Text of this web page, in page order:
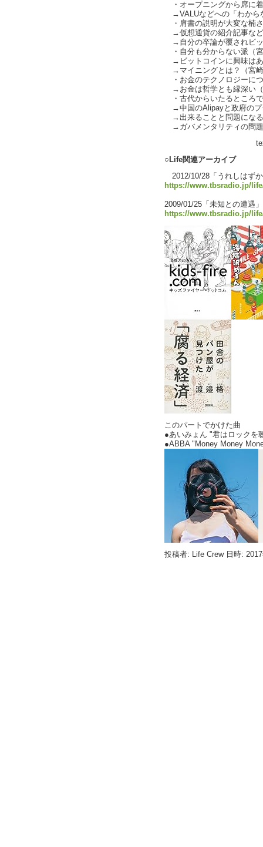
・オープニングから席に
→VALUなどへの「わから
・肩書の説明が大変な楠
→仮想通貨の紹介記事な
→自分の卒論が覆されビ
・自分も分からない派（
→ビットコインに興味は
→マイニングとは？（宮
・お金のテクノロジーに
→お金は哲学とも縁深い
・古代からいたるところ
→中国のAlipayと政府のプ
→出来ることと問題にな
→ガバメンタリティの問
text by Life助
○Life関連アーカイブ
2012/10/28「うれしはず
https://www.tbsradio.jp/
2009/01/25「未知との遭遇」
https://www.tbsradio.jp/
このパートでかけた曲
●あいみょん "君はロックを
●ABBA "Money Money
投稿者: Life Crew 日時: